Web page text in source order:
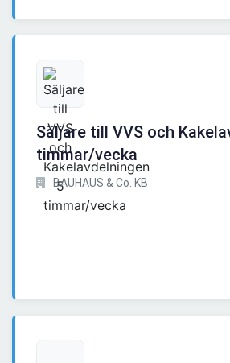
Säljare till VVS och
timmar/vecka
BAUHAUS & Co. KB